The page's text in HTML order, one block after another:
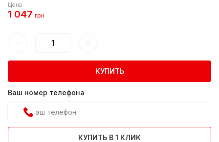
Цена
1 047 грн
КУПИТЬ
Ваш номер телефона
КУПИТЬ В 1 КЛИК